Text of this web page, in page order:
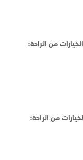
من الراحة:
من الراحة: